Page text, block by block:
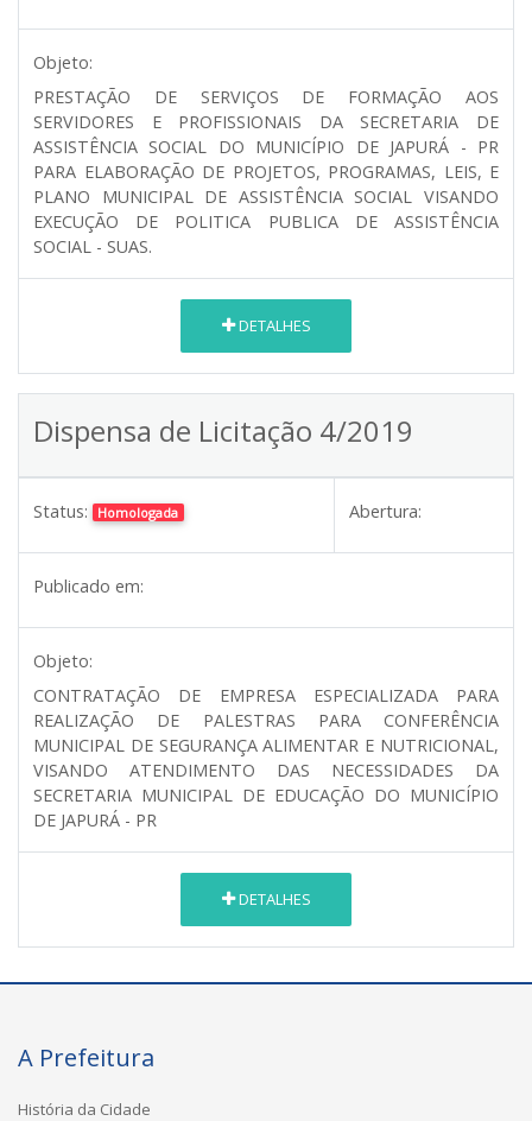
Objeto:
PRESTAÇÃO DE SERVIÇOS DE FORMAÇÃO AOS
SERVIDORES E PROFISSIONAIS DA SECRETARIA DE
ASSISTÊNCIA SOCIAL DO MUNICÍPIO DE JAPURÁ - PR
PARA ELABORAÇÃO DE PROJETOS, PROGRAMAS, LEIS, E
PLANO MUNICIPAL DE ASSISTÊNCIA SOCIAL VISANDO
EXECUÇÃO DE POLITICA PUBLICA DE ASSISTÊNCIA
SOCIAL - SUAS.
DETALHES
Dispensa de Licitação 4/2019
Status: Homologada Abertura:
Publicado em:
Objeto:
CONTRATAÇÃO DE EMPRESA ESPECIALIZADA PARA
REALIZAÇÃO DE PALESTRAS PARA CONFERÊNCIA
MUNICIPAL DE SEGURANÇA ALIMENTAR E NUTRICIONAL,
VISANDO ATENDIMENTO DAS NECESSIDADES DA
SECRETARIA MUNICIPAL DE EDUCAÇÃO DO MUNICÍPIO
DE JAPURÁ - PR
DETALHES
A Prefeitura
História da Cidade